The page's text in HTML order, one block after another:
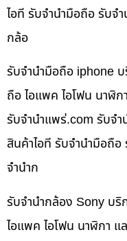
ไอที รับจำนำมือถือ รับจ
กล้อ
รับจำนำมือถือ iphone บ
ถือ ไอแพค ไอโฟน นาฬิ
รับจํานําแพร่.com รับจ
สินค้าไอที รับจำนำมือถื
จำนำก
รับจำนำกล้อง Sony บริ
ไอแพค ไอโฟน นาฬิกา